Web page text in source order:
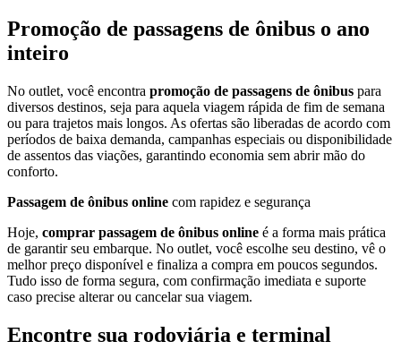
Promoção de passagens de ônibus o ano
inteiro
No outlet, você encontra promoção de passagens de ônibus para
diversos destinos, seja para aquela viagem rápida de fim de semana
ou para trajetos mais longos. As ofertas são liberadas de acordo com
períodos de baixa demanda, campanhas especiais ou disponibilidade
de assentos das viações, garantindo economia sem abrir mão do
conforto.
Passagem de ônibus online com rapidez e segurança
Hoje, comprar passagem de ônibus online é a forma mais prática
de garantir seu embarque. No outlet, você escolhe seu destino, vê o
melhor preço disponível e finaliza a compra em poucos segundos.
Tudo isso de forma segura, com confirmação imediata e suporte
caso precise alterar ou cancelar sua viagem.
Encontre sua rodoviária e terminal